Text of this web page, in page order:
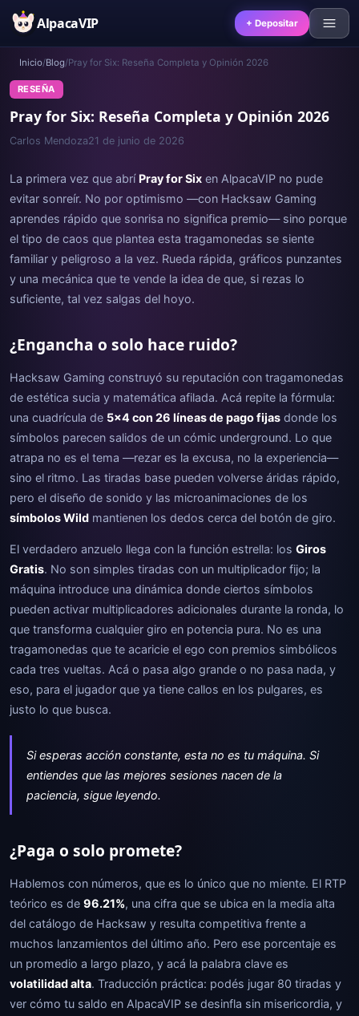
AlpacaVIP + Depositar
Inicio/Blog/Pray for Six: Reseña Completa y Opinión 2026
RESEÑA
Pray for Six: Reseña Completa y Opinión 2026
Carlos Mendoza21 de junio de 2026
La primera vez que abrí Pray for Six en AlpacaVIP no pude
evitar sonreír. No por optimismo —con Hacksaw Gaming
aprendes rápido que sonrisa no significa premio— sino porque
el tipo de caos que plantea esta tragamonedas se siente
familiar y peligroso a la vez. Rueda rápida, gráficos punzantes
y una mecánica que te vende la idea de que, si rezas lo
suficiente, tal vez salgas del hoyo.
¿Engancha o solo hace ruido?
Hacksaw Gaming construyó su reputación con tragamonedas
de estética sucia y matemática afilada. Acá repite la fórmula:
una cuadrícula de 5x4 con 26 líneas de pago fijas donde los
símbolos parecen salidos de un cómic underground. Lo que
atrapa no es el tema —rezar es la excusa, no la experiencia—
sino el ritmo. Las tiradas base pueden volverse áridas rápido,
pero el diseño de sonido y las microanimaciones de los
símbolos Wild mantienen los dedos cerca del botón de giro.
El verdadero anzuelo llega con la función estrella: los Giros
Gratis. No son simples tiradas con un multiplicador fijo; la
máquina introduce una dinámica donde ciertos símbolos
pueden activar multiplicadores adicionales durante la ronda, lo
que transforma cualquier giro en potencia pura. No es una
tragamonedas que te acaricie el ego con premios simbólicos
cada tres vueltas. Acá o pasa algo grande o no pasa nada, y
eso, para el jugador que ya tiene callos en los pulgares, es
justo lo que busca.
Si esperas acción constante, esta no es tu máquina. Si
entiendes que las mejores sesiones nacen de la
paciencia, sigue leyendo.
¿Paga o solo promete?
Hablemos con números, que es lo único que no miente. El RTP
teórico es de 96.21%, una cifra que se ubica en la media alta
del catálogo de Hacksaw y resulta competitiva frente a
muchos lanzamientos del último año. Pero ese porcentaje es
un promedio a largo plazo, y acá la palabra clave es
volatilidad alta. Traducción práctica: podés jugar 80 tiradas y
ver cómo tu saldo en AlpacaVIP se desinfla sin misericordia, y